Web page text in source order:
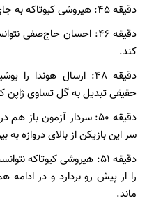
دقیقه 45: هیروشی کیوتاکه به جای کاگاوا به زمین آمد.
دقیقه 46: احسان حاج‌صفی
کند.
دقیقه 48: ارسال هوندا
حقیقی تبدیل به گل تساوی ژاپن
دقیقه 50: سردار آزمون باز
سر این بازیکن از بالای دروازه به
دقیقه 51: هیروشی
را از پیش رو بردارد و در ادامه
ماند.